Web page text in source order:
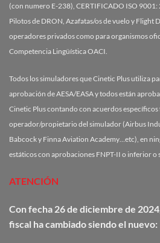
(con numero E-238), CERTIFICADO ISO
Pilotos de DRON, Azafatas/os de vuelo y Flight
operadores privados como para organismos
Competencia Lingüística OACI.
Todos los simuladores que Cinetic Plus utiliza
aprobación de AESA/EASA y todos están
Cinetic Plus contando con acuerdos específicos
operador/propietario del simulador (Airbus
Babcock y Finna Aviation Academy…etc), en
estáticos con aprobaciones FNPT-II o inferior
ATENCIÓN
Con fecha 26 de diciembre de
fiscal ha cambiado siendo el nuevo: